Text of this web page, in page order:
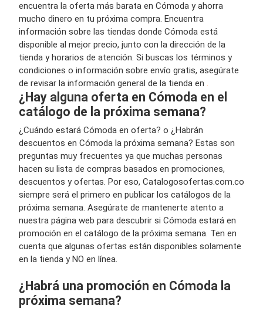
encuentra la oferta más barata en Cómoda y ahorra
mucho dinero en tu próxima compra. Encuentra
información sobre las tiendas donde Cómoda está
disponible al mejor precio, junto con la dirección de la
tienda y horarios de atención. Si buscas los términos y
condiciones o información sobre envío gratis, asegúrate
de revisar la información general de la tienda en .
¿Hay alguna oferta en Cómoda en el
catálogo de la próxima semana?
¿Cuándo estará Cómoda en oferta? o ¿Habrán
descuentos en Cómoda la próxima semana? Estas son
preguntas muy frecuentes ya que muchas personas
hacen su lista de compras basados en promociones,
descuentos y ofertas. Por eso, Catalogosofertas.com.co
siempre será el primero en publicar los catálogos de la
próxima semana. Asegúrate de mantenerte atento a
nuestra página web para descubrir si Cómoda estará en
promoción en el catálogo de la próxima semana. Ten en
cuenta que algunas ofertas están disponibles solamente
en la tienda y NO en línea.
¿Habrá una promoción en Cómoda la
próxima semana?